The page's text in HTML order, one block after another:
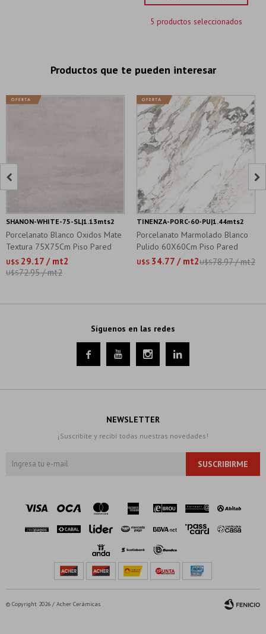
5 productos seleccionados
Productos que te pueden interesar
Porcelanato Blanco Oxidos Mate
Textura 75X75Cm Piso Pared
U$S 29.17 / mt2
U$S72.95 / mt2
SHANON-WHITE-75-SL|1.13mts2
Porcelanato Marmolado Blanco
Pulido 60X60Cm Piso Pared
U$S 34.77 / mt2U$S78.97 / mt2
TINENZA-PORC-60-PU|1.44mts2
 
Síguenos en las redes
   
NEWSLETTER
¡Suscribite y recibí todas nuestras novedades!
SUSCRIBIRME
© Copyright 2026 / Acher Cerámicas